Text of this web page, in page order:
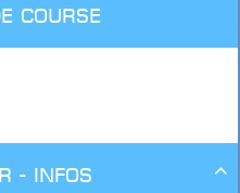
course

- Infos
servis aux membres des
de conseils et sa bonne
delà te soient favorable !